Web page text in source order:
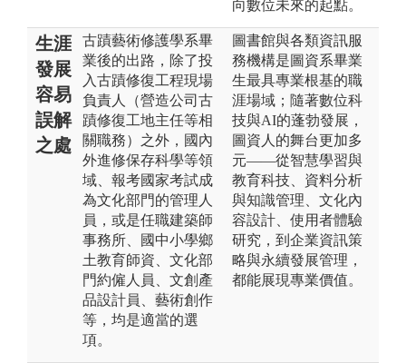
向數位未來的起點。
生涯
發展
容易
誤解
之處
古蹟藝術修護學系畢
業後的出路，除了投
入古蹟修復工程現場
負責人（營造公司古
蹟修復工地主任等相
關職務）之外，國內
外進修保存科學等領
域、報考國家考試成
為文化部門的管理人
員，或是任職建築師
事務所、國中小學鄉
土教育師資、文化部
門約僱人員、文創產
品設計員、藝術創作
等，均是適當的選
項。
圖書館與各類資訊服
務機構是圖資系畢業
生最具專業根基的職
涯場域；隨著數位科
技與AI的蓬勃發展，
圖資人的舞台更加多
元——從智慧學習與
教育科技、資料分析
與知識管理、文化內
容設計、使用者體驗
研究，到企業資訊策
略與永續發展管理，
都能展現專業價值。